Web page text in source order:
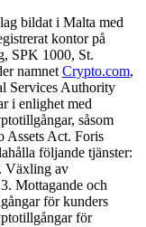
bildat i Malta med
kontor på
SPK 1000, St.
namnet Crypto.com,
Services Authority
i enlighet med
såsom
Assets Act. Foris
följande tjänster:
Växling av
Mottagande och
för kunders
för